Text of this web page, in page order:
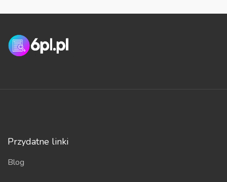
Przydatne linki
Blog